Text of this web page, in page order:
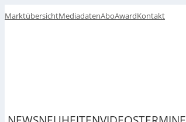
MarktübersichtMediadatenAboAwardKontakt